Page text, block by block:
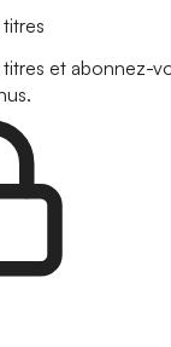
et abonnez-